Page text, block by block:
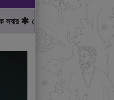
মোটরযান চালানোর সময় গতিসীমা